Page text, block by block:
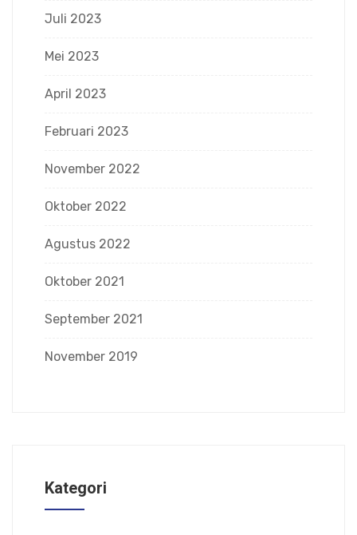
Juli 2023
Mei 2023
April 2023
Februari 2023
November 2022
Oktober 2022
Agustus 2022
Oktober 2021
September 2021
November 2019
Kategori